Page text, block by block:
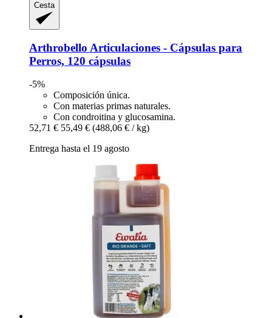
Cesta
Arthrobello Articulaciones -​ Cápsulas para
Perros, 120 cápsulas
-5%
Composición única.
Con materias primas naturales.
Con condroitina y glucosamina.
52,71 € 55,49 € (488,06 € / kg)
Entrega hasta el 19 agosto